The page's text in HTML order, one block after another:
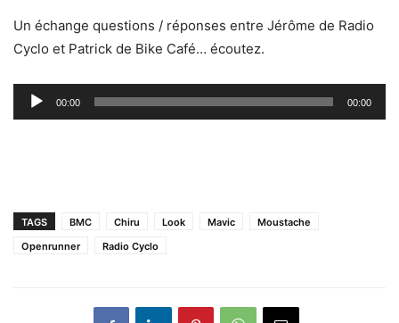
Un échange questions / réponses entre Jérôme de Radio
Cyclo et Patrick de Bike Café… écoutez.
Lecteur
audio
00:00 00:00
TAGS BMC Chiru Look Mavic
Moustache
Openrunner
Radio Cyclo